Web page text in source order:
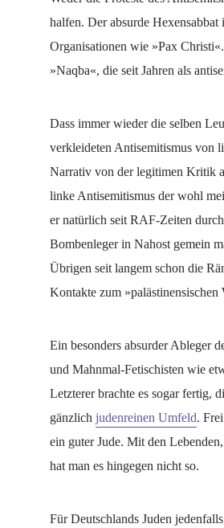
halfen. Der absurde
Organisationen wie »Pax
»Naqba«, die seit Jahren als
Dass immer wieder die selben
verkleideten Antisemitismus von
Narrativ von der legitimen Kritik
linke Antisemitismus der wohl
er natürlich seit RAF-Zeiten
Bombenleger in Nahost gemein
Übrigen seit langem schon die
Kontakte zum »palästinensischen
Ein besonders absurder Ableger
und Mahnmal-Fetischisten wie
Letzterer brachte es sogar fertig,
gänzlich judenreinen Umfeld.
ein guter Jude. Mit den
hat man es hingegen nicht so.
Für Deutschlands Juden